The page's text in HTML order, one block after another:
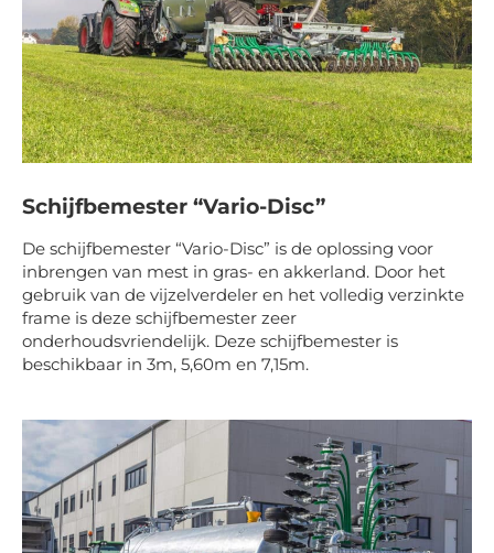
Schijfbemester “Vario-Disc”
De schijfbemester “Vario-Disc” is de oplossing voor
inbrengen van mest in gras- en akkerland. Door het
gebruik van de vijzelverdeler en het volledig verzinkte
frame is deze schijfbemester zeer
onderhoudsvriendelijk. Deze schijfbemester is
beschikbaar in 3m, 5,60m en 7,15m.